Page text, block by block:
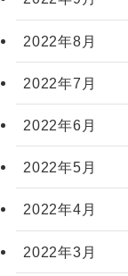
2022年8月
2022年7月
2022年6月
2022年5月
2022年4月
2022年3月